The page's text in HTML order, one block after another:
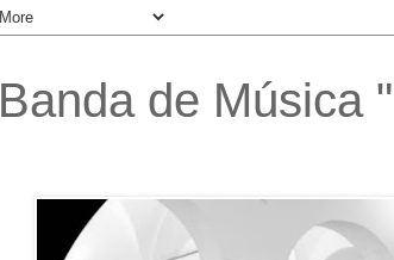
Banda de Música